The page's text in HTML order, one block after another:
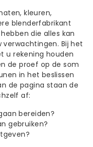
kleuren,
blenderfabrikant
die alles kan
verwachtingen. Bij het
u rekening houden
de proef op de som
in het beslissen
de pagina staan de
af:
bereiden?
gebruiken?